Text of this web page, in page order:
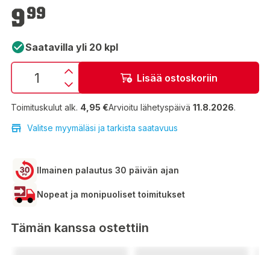
9,99 €
999
Saatavilla yli 20 kpl
Lisää ostoskoriin
Toimituskulut alk. 4,95 €Arvioitu lähetyspäivä 11.8.2026.
Valitse myymäläsi ja tarkista saatavuus
Ilmainen palautus 30 päivän ajan
Nopeat ja monipuoliset toimitukset
Tämän kanssa ostettiin